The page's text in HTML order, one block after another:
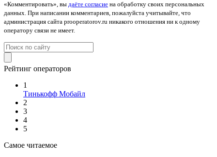
«Комментировать», вы даёте согласие на обработку своих персональных
данных. При написании комментариев, пожалуйста учитывайте, что
администрация сайта prooperatorov.ru никакого отношения ни к одному
оператору связи не имеет.
Рейтинг операторов
1
Тинькофф Мобайл
2
3
4
5
Самое читаемое